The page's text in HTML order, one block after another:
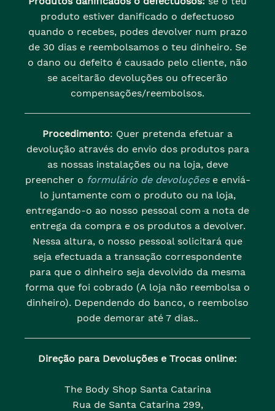
produto estiver danificado o defectuoso
quando o recebes, podes devolver num prazo
de 30 dias e reembolsamos o teu dinheiro. Se
o dano ou defeito é causado pelo cliente, não
se aceitarão devoluções ou ofrecerão
compensações/reembolsos.
Procedimento: Quer pretenda efetuar a
devolução através do envio dos produtos para
as nossas instalações ou na loja, deve
preencher o formulário de devoluçõese enviá-
lo juntamente com o produto ou na loja,
entregando-o ao nosso pessoal com a nota de
entrega da compra e os produtos a devolver.
Nessa altura, o nosso pessoal solicitará que
seja efectuada a transação correspondente
para que o dinheiro seja devolvido da mesma
forma que foi cobrado (A loja não reembolsa o
dinheiro). Dependendo do banco, o reembolso
pode demorar até 7 dias..
Direção para Devoluções e Trocas online:
The Body Shop Santa Catarina
Rua de Santa Catarina 299,